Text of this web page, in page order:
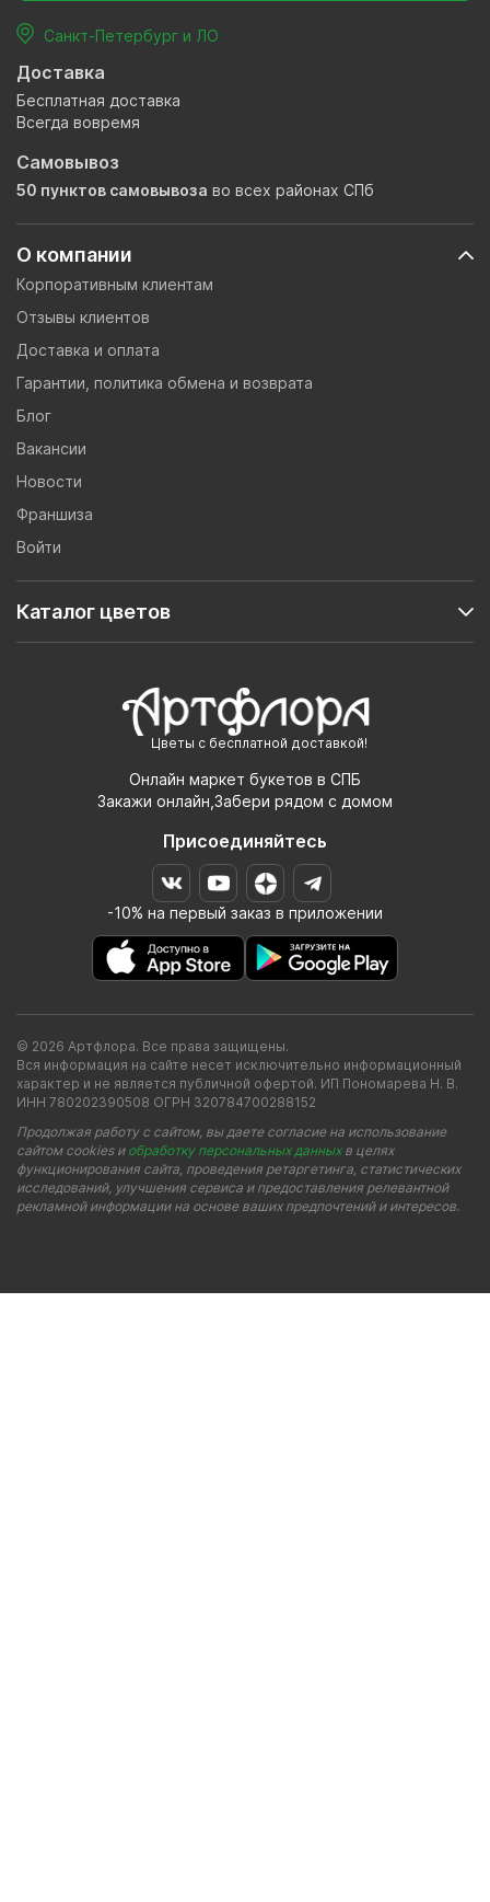
Цветы с бесплатной доставкой!
Онлайн маркет букетов в СПБ
Закажи онлайн,Забери рядом с домом
Присоединяйтесь
-10% на первый заказ в приложении
О компании
Корпоративным клиентам
Отзывы клиентов
Доставка и оплата
Гарантии, политика обмена и возврата
Блог
Вакансии
Новости
Франшиза
Войти
Каталог цветов
Санкт-Петербург и ЛО
Доставка
Бесплатная доставка
Всегда вовремя
Самовывоз
50 пунктов самовывоза во всех районах СПб
© 2026 Артфлора. Все права защищены.
Вся информация на сайте несет исключительно информационный
характер и не является публичной офертой. ИП Пономарева Н. В.
ИНН 780202390508 ОГРН 320784700288152
Продолжая работу с сайтом, вы даете согласие на использование
сайтом cookies и обработку персональных данныхв целях
функционирования сайта, проведения ретаргетинга, статистических
исследований, улучшения сервиса и предоставления релевантной
рекламной информации на основе ваших предпочтений и интересов.